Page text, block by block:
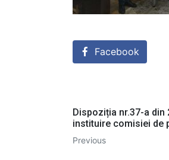
Facebook
Dispoziția nr.37-a din
instituire comisiei de
Previous